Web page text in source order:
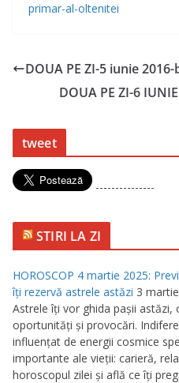
primar-al-oltenitei
DOUA PE ZI-5 iunie
DOUA PE ZI-6
tweet
---------------
STIRI LA ZI
HOROSCOP 4 martie 2025:
îţi rezervă astrele astăzi 3
Astrele îţi vor ghida paşii astăzi,
oportunităţi şi provocări.
influenţat de energii cosmice
importante ale vieţii: carieră,
horoscopul zilei şi află ce îţi